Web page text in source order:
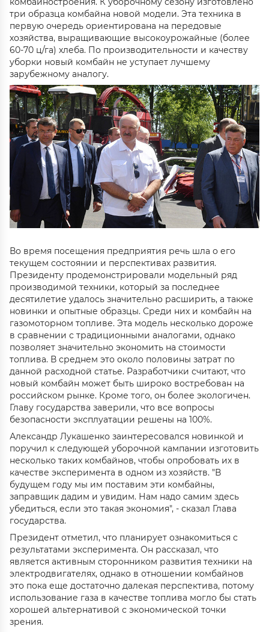
три образца комбайна новой модели. Эта техника в
первую очередь ориентирована на передовые
хозяйства, выращивающие высокоурожайные (более
60-70 ц/га) хлеба. По производительности и качеству
уборки новый комбайн не уступает лучшему
зарубежному аналогу.
Во время посещения предприятия речь шла о его
текущем состоянии и перспективах развития.
Президенту продемонстрировали модельный ряд
производимой техники, который за последнее
десятилетие удалось значительно расширить, а также
новинки и опытные образцы. Среди них и комбайн на
газомоторном топливе. Эта модель несколько дороже
в сравнении с традиционными аналогами, однако
позволяет значительно экономить на стоимости
топлива. В среднем это около половины затрат по
данной расходной статье. Разработчики считают, что
новый комбайн может быть широко востребован на
российском рынке. Кроме того, он более экологичен.
Главу государства заверили, что все вопросы
безопасности эксплуатации решены на 100%.
Александр Лукашенко заинтересовался новинкой и
поручил к следующей уборочной кампании изготовить
несколько таких комбайнов, чтобы опробовать их в
качестве эксперимента в одном из хозяйств. "В
будущем году мы им поставим эти комбайны,
заправщик дадим и увидим. Нам надо самим здесь
убедиться, если это такая экономия", - сказал Глава
государства.
Президент отметил, что планирует ознакомиться с
результатами эксперимента. Он рассказал, что
является активным сторонником развития техники на
электродвигателях, однако в отношении комбайнов
это пока еще достаточно далекая перспектива, потому
использование газа в качестве топлива могло бы стать
хорошей альтернативой с экономической точки
зрения.